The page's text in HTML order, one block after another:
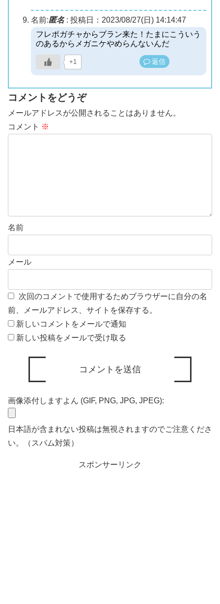
名前:匿名: 投稿日：2023/08/27(日) 14:14:47
フレポガチャからブラン来た！たまにこういう
のあるからメガニケやめらんないんだ
+1 返信
コメントをどうぞ
メールアドレスが公開されることはありません。
コメント ※
名前
メール
次回のコメントで使用するためブラウザーに自分の名
前、メールアドレス、サイトを保存する。
新しいコメントをメールで通知
新しい投稿をメールで受け取る
画像添付しますよん (GIF, PNG, JPG, JPEG):
日本語が含まれない投稿は無視されますのでご注意くださ
い。（スパム対策）
スポンサーリンク